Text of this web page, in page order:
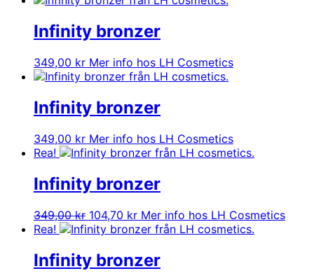
var:
329,00 kr.
är:
98,70 kr.
Infinity bronzer
349,00 kr Mer info hos LH Cosmetics
Infinity bronzer
349,00 kr Mer info hos LH Cosmetics
Rea!
Infinity bronzer
349,00kr Det
ursprungliga
var:
349,00 kr.
104,70 krDet
nuvarande
är:
104,70 kr.
Mer info hos LH Cosmetics
Rea!
Infinity bronzer